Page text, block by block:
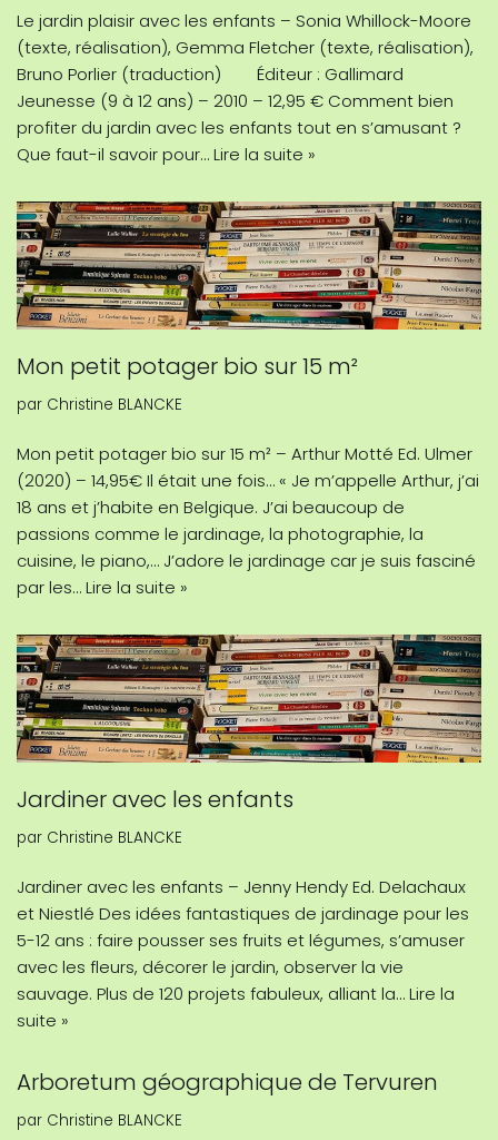
Le jardin plaisir avec les enfants – Sonia Whillock-Moore
(texte, réalisation), Gemma Fletcher (texte, réalisation),
Bruno Porlier (traduction) Éditeur : Gallimard
Jeunesse (9 à 12 ans) – 2010 – 12,95 € Comment bien
profiter du jardin avec les enfants tout en s’amusant ?
Que faut-il savoir pour…Lire la suite »
Mon petit potager bio sur 15 m²
par Christine BLANCKE
Mon petit potager bio sur 15 m² – Arthur Motté Ed. Ulmer
(2020) – 14,95€ Il était une fois… « Je m’appelle Arthur, j’ai
18 ans et j’habite en Belgique. J’ai beaucoup de
passions comme le jardinage, la photographie, la
cuisine, le piano,… J’adore le jardinage car je suis fasciné
par les…Lire la suite »
Jardiner avec les enfants
par Christine BLANCKE
Jardiner avec les enfants – Jenny Hendy Ed. Delachaux
et Niestlé Des idées fantastiques de jardinage pour les
5-12 ans : faire pousser ses fruits et légumes, s’amuser
avec les fleurs, décorer le jardin, observer la vie
sauvage. Plus de 120 projets fabuleux, alliant la…Lire la
suite »
Arboretum géographique de Tervuren
par Christine BLANCKE